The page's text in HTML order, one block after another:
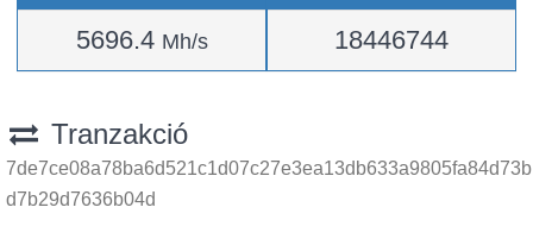
5696.4 Mh/s 18446744
Tranzakció
7de7ce08a78ba6d521c1d07c27e3ea13db633a9805fa84d73b
d7b29d7636b04d